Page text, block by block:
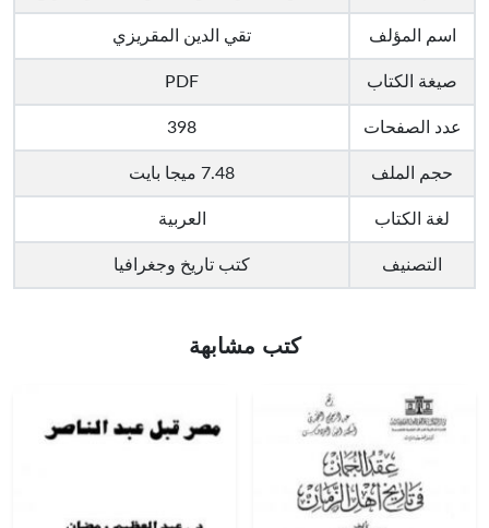
اسم المؤلف تقي الدين المقريزي
صيغة الكتاب PDF
عدد الصفحات 398
حجم الملف 7.48 ميجا بايت
لغة الكتاب العربية
التصنيف كتب تاريخ وجغرافيا
كتب مشابهة